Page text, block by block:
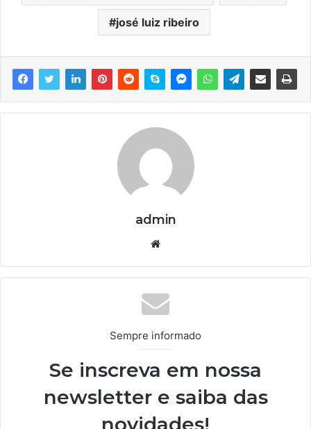
josé luiz ribeiro
admin
te
Sempre informado
Se inscreva em nossa
newsletter e saiba das
novidades!